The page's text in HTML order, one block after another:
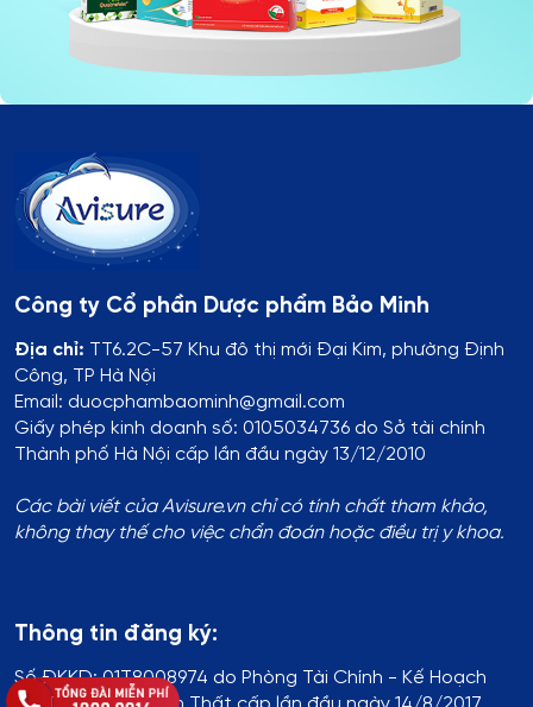
Công ty Cổ phần Dược phẩm Bảo Minh
Địa chỉ: TT6.2C-57 Khu đô thị mới Đại Kim, phường Định
Công, TP Hà Nội
Email: duocphambaominh@gmail.com
Giấy phép kinh doanh số: 0105034736 do Sở tài chính
Thành phố Hà Nội cấp lần đầu ngày 13/12/2010
Các bài viết của Avisure.vn chỉ có tính chất tham khảo,
không thay thế cho việc chẩn đoán hoặc điều trị y khoa.
Thông tin đăng ký:
Số ĐKKD:01T8008974 do Phòng Tài Chính - Kế Hoạch